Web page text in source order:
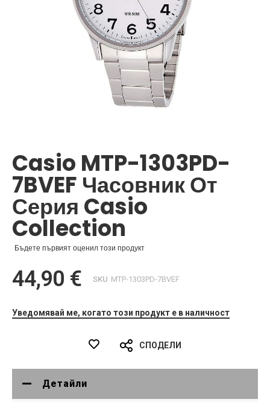
на
галерия
със
снимки
Casio MTP-1303PD-
7BVEF Часовник От
Серия Casio
Collection
Бъдете първият оценил този продукт
44,90 € SKU MTP-1303PD-7BVEF
Уведомявай ме, когато този продукт е в наличност
СПОДЕЛИ
Детайли